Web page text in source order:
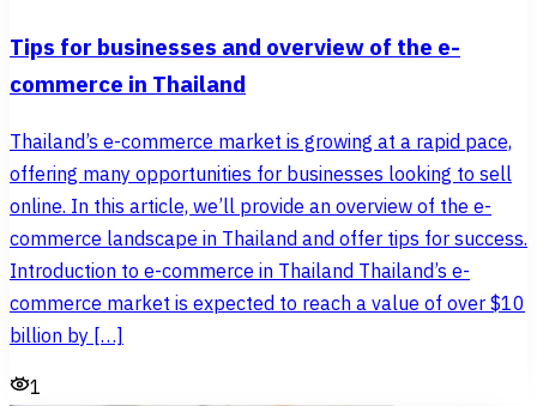
Tips for businesses and overview of the e-
commerce in Thailand
Thailand’s e-commerce market is growing at a rapid pace,
offering many opportunities for businesses looking to sell
online. In this article, we’ll provide an overview of the e-
commerce landscape in Thailand and offer tips for success.
Introduction to e-commerce in Thailand Thailand’s e-
commerce market is expected to reach a value of over $10
billion by […]
1